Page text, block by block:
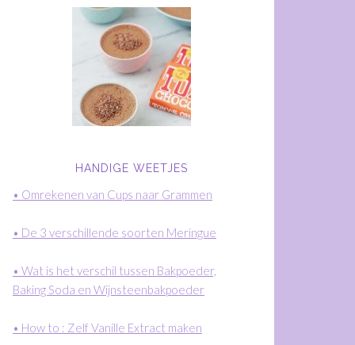
HANDIGE WEETJES
• Omrekenen van Cups naar Grammen
• De 3 verschillende soorten Meringue
• Wat is het verschil tussen Bakpoeder,
Baking Soda en Wijnsteenbakpoeder
• How to : Zelf Vanille Extract maken